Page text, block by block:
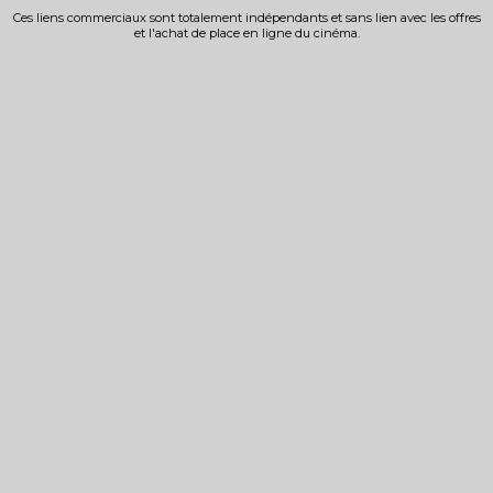
Ces liens commerciaux sont totalement indépendants et sans lien avec les offres
et l'achat de place en ligne du cinéma.